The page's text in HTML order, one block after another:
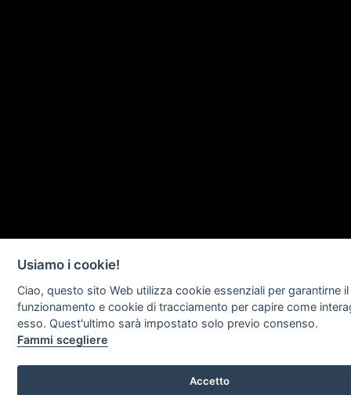
Usiamo i cookie!
Ciao, questo sito Web utilizza cookie essenziali per garantirne
funzionamento e cookie di tracciamento per capire come
esso. Quest'ultimo sarà impostato solo previo consenso.
Fammi scegliere
Accetto